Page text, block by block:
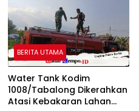
BERITA UTAMA
Water Tank Kodim
1008/Tabalong Dikerahkan
Atasi Kebakaran Lahan